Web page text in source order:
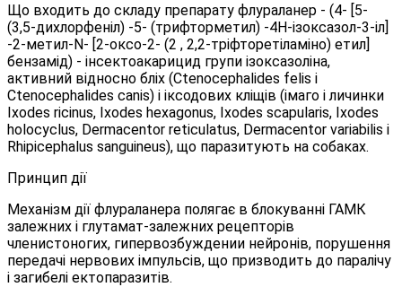
Що входить до складу препарату флураланер - (4- [5-
(3,5-дихлорфеніл) -5- (трифторметил) -4Н-ізоксазол-3-іл]
-2-метил-N- [2-оксо-2- (2 , 2,2-тріфторетіламіно) етил]
бензамід) - інсектоакарицид групи ізоксазоліна,
активний відносно бліх (Ctenocephalides felis і
Ctenocephalides canis) і іксодових кліщів (імаго і личинки
Ixodes ricinus, Ixodes hexagonus, Ixodes scapularis, Ixodes
holocyclus, Dermacentor reticulatus, Dermacentor variabilis і
Rhipicephalus sanguineus), що паразитують на собаках.
Принцип дії
Механізм дії флураланера полягає в блокуванні ГАМК
залежних і глутамат-залежних рецепторів
членистоногих, гипервозбуждении нейронів, порушення
передачі нервових імпульсів, що призводить до паралічу
і загибелі ектопаразитів.